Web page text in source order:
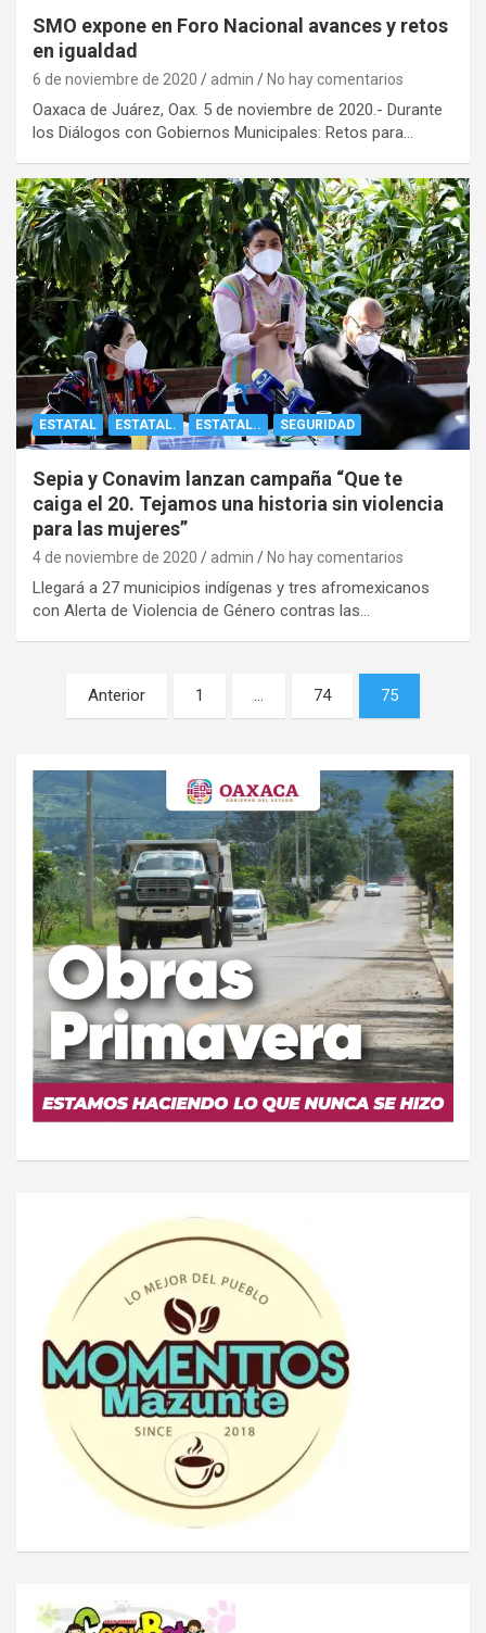
SMO expone en Foro Nacional avances y retos
en igualdad
6 de noviembre de 2020 admin No hay comentarios
Oaxaca de Juárez, Oax. 5 de noviembre de 2020.- Durante
los Diálogos con Gobiernos Municipales: Retos para…
ESTATAL ESTATAL. ESTATAL.. SEGURIDAD
Sepia y Conavim lanzan campaña “Que te
caiga el 20. Tejamos una historia sin violencia
para las mujeres”
4 de noviembre de 2020 admin No hay comentarios
Llegará a 27 municipios indígenas y tres afromexicanos
con Alerta de Violencia de Género contras las…
Navegación
Anterior 1 … 74 75